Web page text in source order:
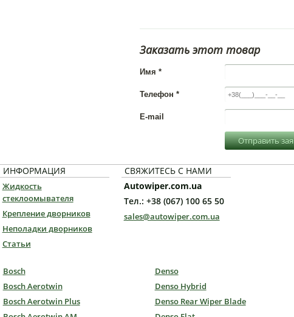
Заказать этот товар
Имя *
Телефон *
E-mail
Отправить
ИНФОРМАЦИЯ
Жидкость
стеклоомывателя
Крепление дворников
Неполадки дворников
Статьи
СВЯЖИТЕСЬ С НАМИ
Autowiper.com.ua
Тел.: +38 (067) 100 65 50
sales@autowiper.com.ua
Bosch
Bosch Aerotwin
Bosch Aerotwin Plus
Denso
Denso Hybrid
Denso Rear Wiper Blade